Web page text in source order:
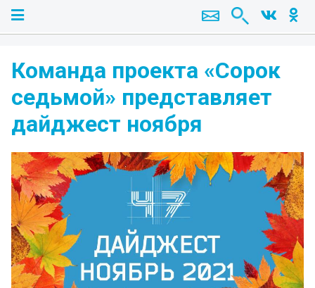
Команда проекта «Сорок
седьмой» представляет
дайджест ноября